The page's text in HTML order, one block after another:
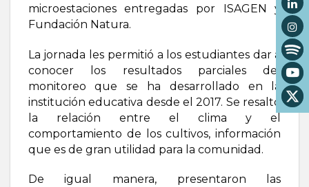
microestaciones entregadas por ISAGEN y
Fundación Natura.
La jornada les permitió a los estudiantes dar a
conocer los resultados parciales del
monitoreo que se ha desarrollado en la
institución educativa desde el 2017. Se resaltó
la relación entre el clima y el
comportamiento de los cultivos, información
que es de gran utilidad para la comunidad.
De igual manera, presentaron las